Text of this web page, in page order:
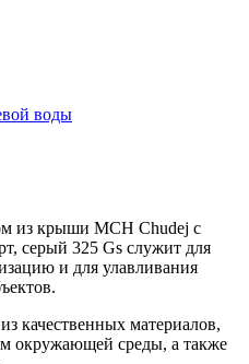
воды
из крыши MCH Chudej с
серый 325 Gs служит для
и для улавливания
качественных материалов,
окружающей среды, а также